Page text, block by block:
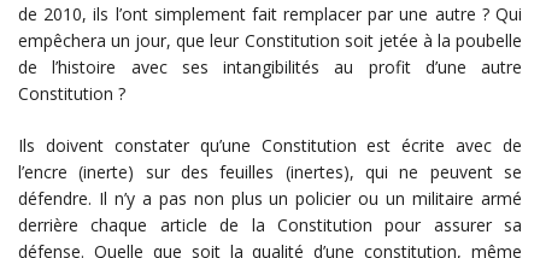
de 2010, ils l’ont simplement fait remplacer par une autre ? Qui
empêchera un jour, que leur Constitution soit jetée à la poubelle
de l’histoire avec ses intangibilités au profit d’une autre
Constitution ?
Ils doivent constater qu’une Constitution est écrite avec de
l’encre (inerte) sur des feuilles (inertes), qui ne peuvent se
défendre. Il n’y a pas non plus un policier ou un militaire armé
derrière chaque article de la Constitution pour assurer sa
défense. Quelle que soit la qualité d’une constitution, même